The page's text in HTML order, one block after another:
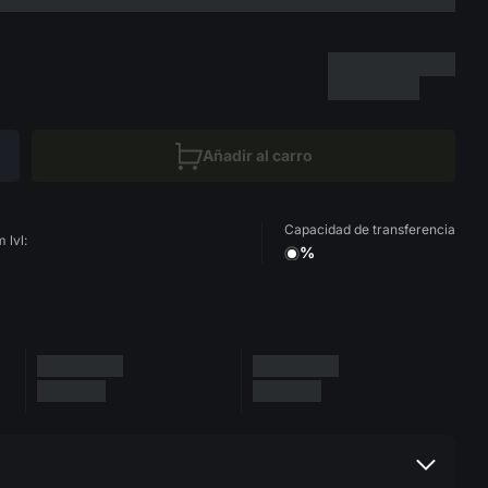
Añadir al carro
lvl:
Capacidad de transferencia
%